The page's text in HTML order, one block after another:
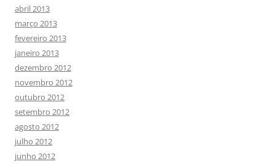
abril 2013
março 2013
fevereiro 2013
janeiro 2013
dezembro 2012
novembro 2012
outubro 2012
setembro 2012
agosto 2012
julho 2012
junho 2012